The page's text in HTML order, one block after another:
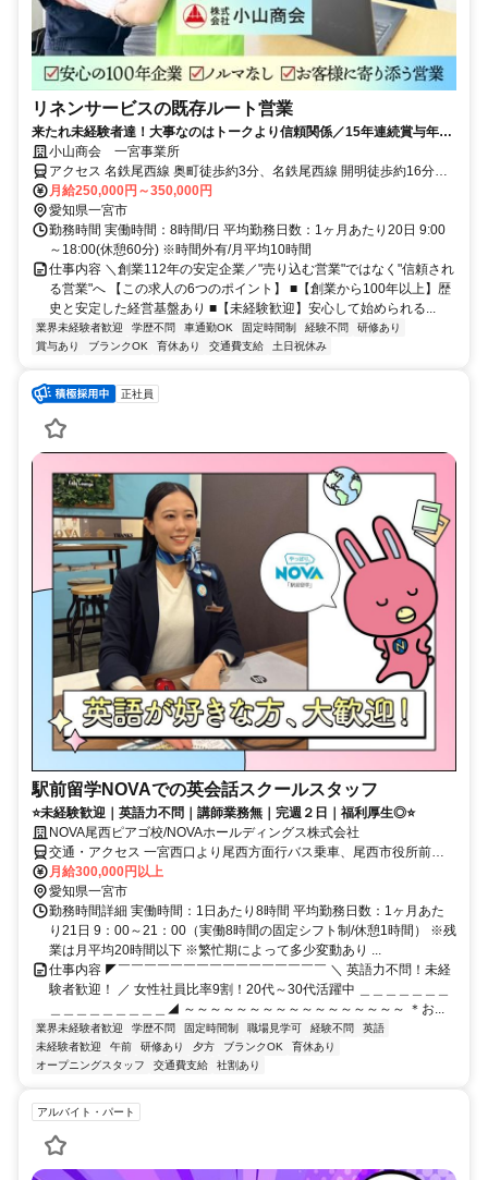
リネンサービスの既存ルート営業
来たれ未経験者達！大事なのはトークより信頼関係／15年連続賞与年3
回・年休120日以上・ノルマなし
小山商会 一宮事業所
アクセス 名鉄尾西線 奥町徒歩約3分、名鉄尾西線 開明徒歩約16分、
名鉄尾西線 玉ノ井徒歩約19分
月給250,000円～350,000円
愛知県一宮市
勤務時間 実働時間：8時間/日 平均勤務日数：1ヶ月あたり20日 9:00
～18:00(休憩60分) ※時間外有/月平均10時間
仕事内容 ＼創業112年の安定企業／"売り込む営業"ではなく"信頼され
る営業"へ 【この求人の6つのポイント】 ■【創業から100年以上】歴
史と安定した経営基盤あり ■【未経験歓迎】安心して始められる...
業界未経験者歓迎 学歴不問 車通勤OK 固定時間制 経験不問
研修あり
賞与あり
ブランクOK 育休あり 交通費支給 土日祝休み
正社員
駅前留学NOVAでの英会話スクールスタッフ
⭐未経験歓迎｜英語力不問｜講師業務無｜完週２日｜福利厚生◎⭐
NOVA尾西ピアゴ校/NOVAホールディングス株式会社
交通・アクセス 一宮西口より尾西方面行バス乗車、尾西市役所前下
車徒歩10分・ピアゴ尾西2F
月給300,000円以上
愛知県一宮市
勤務時間詳細 実働時間：1日あたり8時間 平均勤務日数：1ヶ月あた
り21日 9：00～21：00（実働8時間の固定シフト制/休憩1時間） ※残
業は月平均20時間以下 ※繁忙期によって多少変動あり ...
仕事内容 ◤￣￣￣￣￣￣￣￣￣￣￣￣￣￣￣￣ ＼ 英語力不問！未経
験者歓迎！ ／ 女性社員比率9割！20代～30代活躍中 ＿＿＿＿＿＿＿
＿＿＿＿＿＿＿＿＿◢ ～～～～～～～～～～～～～～～～～ ＊お...
業界未経験者歓迎 学歴不問 固定時間制 職場見学可 経験不問
英語
未経験者歓迎
午前 研修あり 夕方 ブランクOK
育休あり
オープニングスタッフ
交通費支給 社割あり
アルバイト・パート